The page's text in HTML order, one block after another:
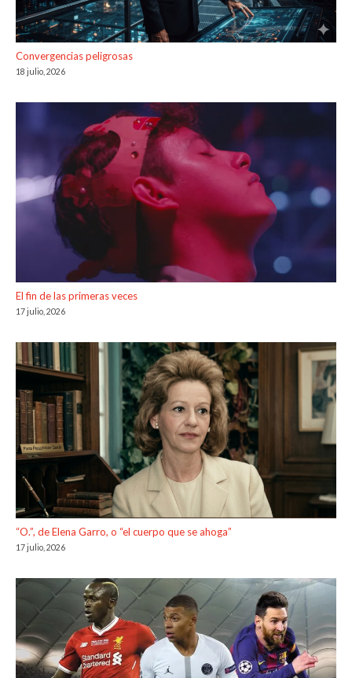
Convergencias peligrosas
18 julio, 2026
El fin de las primeras veces
17 julio, 2026
“O.”, de Elena Garro, o “el cuerpo que se ahoga”
17 julio, 2026